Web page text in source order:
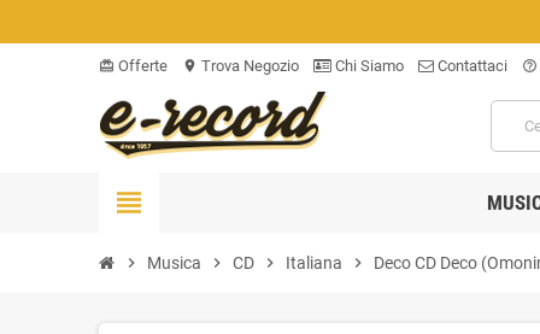
card_giftcard Offerte location_on Trova Negozio Chi Siamo Contattaci help_outline
view_headline
chevron_right Musica chevron_right CD chevron_right Italiana chevron_right Deco CD Deco